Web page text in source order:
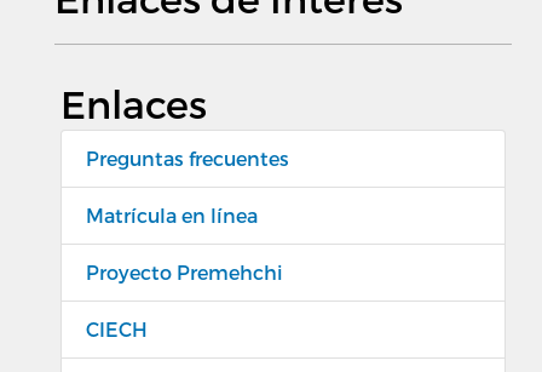
Enlaces
Preguntas frecuentes
Matrícula en línea
Proyecto Premehchi
CIECH